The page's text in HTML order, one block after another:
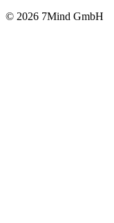
© 2026 7Mind GmbH